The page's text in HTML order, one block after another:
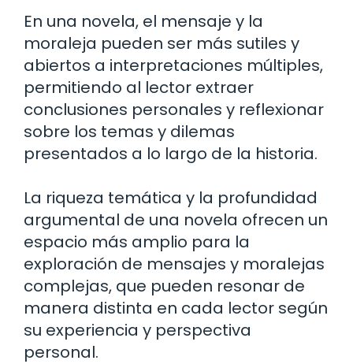
En una novela, el mensaje y la
moraleja pueden ser más sutiles y
abiertos a interpretaciones múltiples,
permitiendo al lector extraer
conclusiones personales y reflexionar
sobre los temas y dilemas
presentados a lo largo de la historia.
La riqueza temática y la profundidad
argumental de una novela ofrecen un
espacio más amplio para la
exploración de mensajes y moralejas
complejas, que pueden resonar de
manera distinta en cada lector según
su experiencia y perspectiva
personal.